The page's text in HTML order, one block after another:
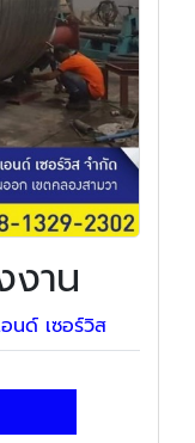
งาน
นด์ เซอร์วิส